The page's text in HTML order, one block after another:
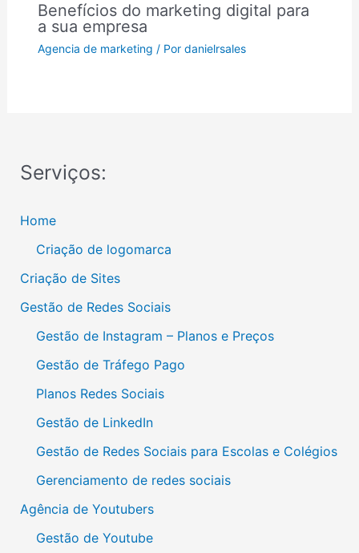
Benefícios do marketing digital para
a sua empresa
Agencia de marketing / Pordanielrsales
Serviços:
Home
Criação de logomarca
Criação de Sites
Gestão de Redes Sociais
Gestão de Instagram – Planos e Preços
Gestão de Tráfego Pago
Planos Redes Sociais
Gestão de LinkedIn
Gestão de Redes Sociais para Escolas e Colégios
Gerenciamento de redes sociais
Agência de Youtubers
Gestão de Youtube